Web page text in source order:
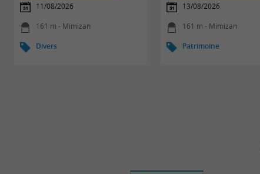
11/08/2026
161 m - Mimizan
Divers
13/08/2026
161 m - Mimizan
Patrimoine